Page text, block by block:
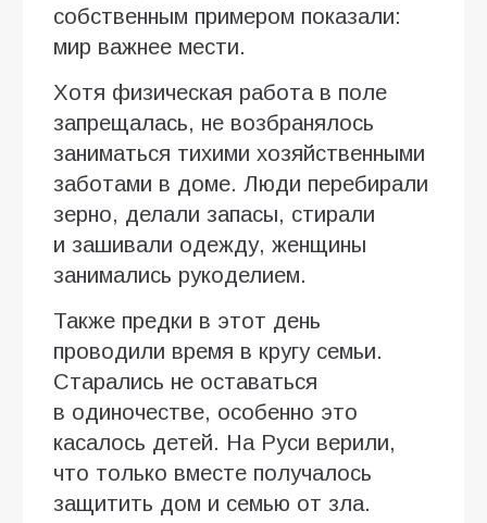
собственным примером показали:
мир важнее мести.
Хотя физическая работа в поле
запрещалась, не возбранялось
заниматься тихими хозяйственными
заботами в доме. Люди перебирали
зерно, делали запасы, стирали
и зашивали одежду, женщины
занимались рукоделием.
Также предки в этот день
проводили время в кругу семьи.
Старались не оставаться
в одиночестве, особенно это
касалось детей. На Руси верили,
что только вместе получалось
защитить дом и семью от зла.